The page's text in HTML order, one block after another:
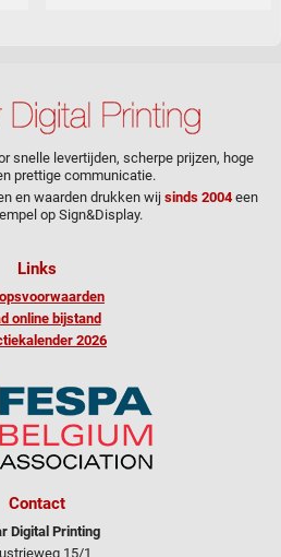
snelle levertijden, scherpe prijzen, hoge
prettige communicatie.
en waarden drukken wij sinds 2004een
op Sign&Display.
Links
online bijstand
2026
Contact
Digital Printing
15/1